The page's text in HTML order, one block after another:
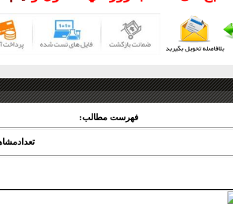
فهرست مطالب: